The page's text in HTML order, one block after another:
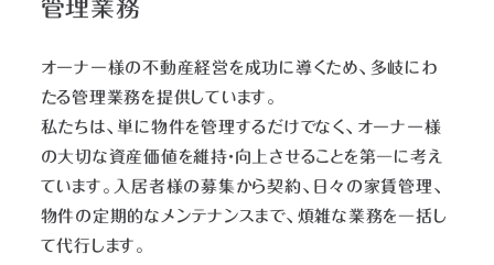
管理業務
オーナー様の不動産経営を成功に導くため、多岐にわ
たる管理業務を提供しています。
私たちは、単に物件を管理するだけでなく、オーナー様
の大切な資産価値を維持・向上させることを第一に考え
ています。入居者様の募集から契約、日々の家賃管理、
物件の定期的なメンテナンスまで、煩雑な業務を一括し
て代行します。